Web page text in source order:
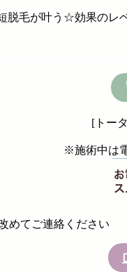
脱毛が叶う☆効果のレ
[トー
※施術中は
めてご連絡ください